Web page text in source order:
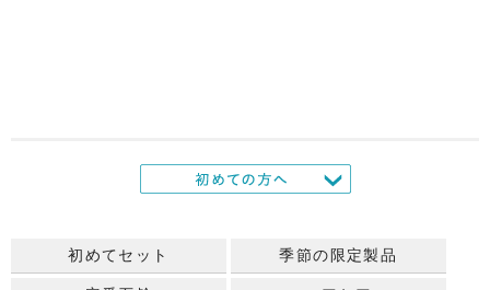
初めてセット 季節の限定製品